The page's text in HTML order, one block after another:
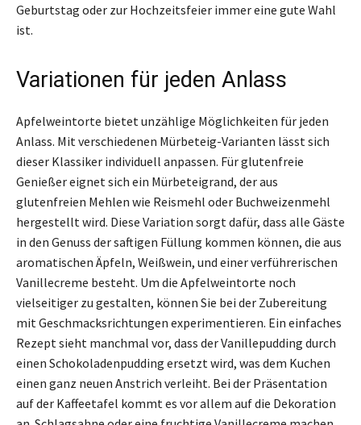
Geburtstag oder zur Hochzeitsfeier immer eine gute Wahl
ist.
Variationen für jeden Anlass
Apfelweintorte bietet unzählige Möglichkeiten für jeden
Anlass. Mit verschiedenen Mürbeteig-Varianten lässt sich
dieser Klassiker individuell anpassen. Für glutenfreie
Genießer eignet sich ein Mürbeteigrand, der aus
glutenfreien Mehlen wie Reismehl oder Buchweizenmehl
hergestellt wird. Diese Variation sorgt dafür, dass alle Gäste
in den Genuss der saftigen Füllung kommen können, die aus
aromatischen Äpfeln, Weißwein, und einer verführerischen
Vanillecreme besteht. Um die Apfelweintorte noch
vielseitiger zu gestalten, können Sie bei der Zubereitung
mit Geschmacksrichtungen experimentieren. Ein einfaches
Rezept sieht manchmal vor, dass der Vanillepudding durch
einen Schokoladenpudding ersetzt wird, was dem Kuchen
einen ganz neuen Anstrich verleiht. Bei der Präsentation
auf der Kaffeetafel kommt es vor allem auf die Dekoration